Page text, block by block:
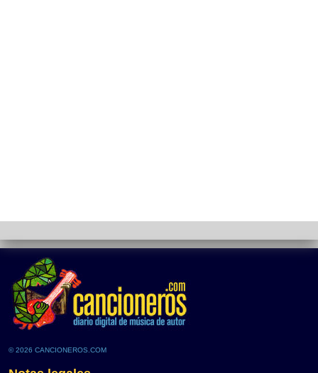
© 2026 CANCIONEROS.COM